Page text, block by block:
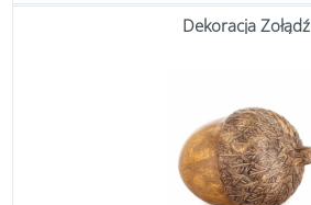
Dekoracja Żołądź